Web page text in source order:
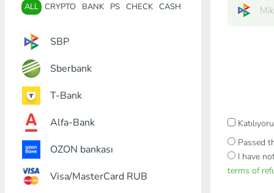
ALL CRYPTO BANK PS CHECK CASH
SBP
Sberbank
T-Bank
Alfa-Bank
OZON bankası
Visa/MasterCard RUB
Passed
I have
terms of